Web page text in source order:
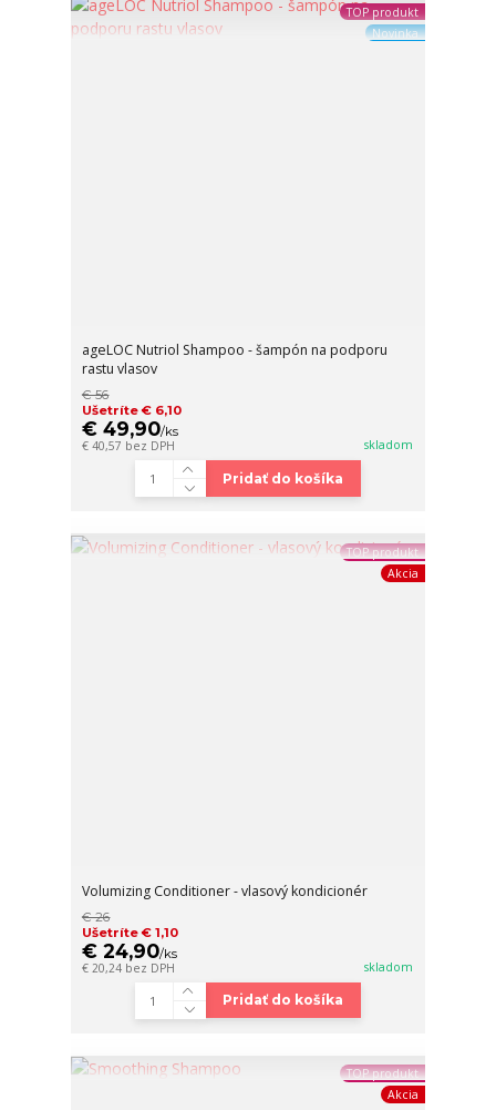
TOP produkt
Novinka
ageLOC Nutriol Shampoo - šampón na podporu
rastu vlasov
€ 56
Ušetríte € 6,10
€ 49,90/ks
€ 40,57 bez DPH skladom
Pridať do košíka
TOP produkt
Akcia
Volumizing Conditioner - vlasový kondicionér
€ 26
Ušetríte € 1,10
€ 24,90/ks
€ 20,24 bez DPH skladom
Pridať do košíka
TOP produkt
Akcia